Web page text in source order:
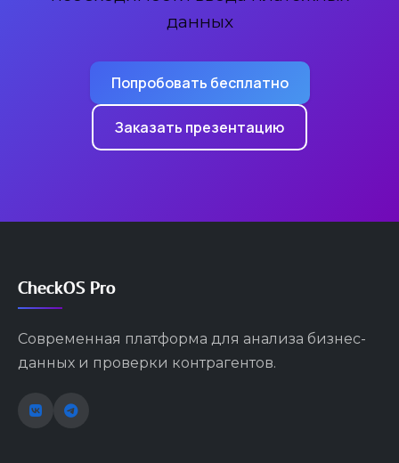
данных
Попробовать бесплатно
Заказать презентацию
CheckOS Pro
Современная платформа для анализа бизнес-
данных и проверки контрагентов.